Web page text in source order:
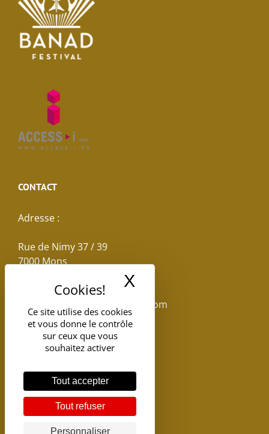
Ce site utilise des cookies
et vous donne le contrôle
sur ceux que vous
souhaitez activer
Tout accepter
Tout refuser
Personnaliser
X
CONTACT
Adresse :
Rue de Nimy 37 / 39
7000 Mons
reservations.losseau@gmail.com
Tel: +32(0)65.398.880